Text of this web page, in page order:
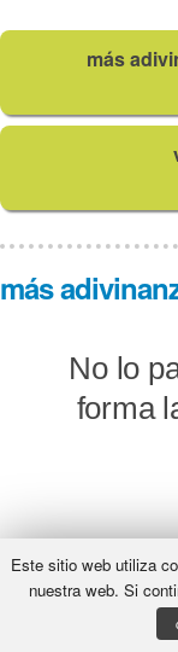
más
más
No lo
forma
Haciendo
Este sitio web utiliza
nuestra web. Si